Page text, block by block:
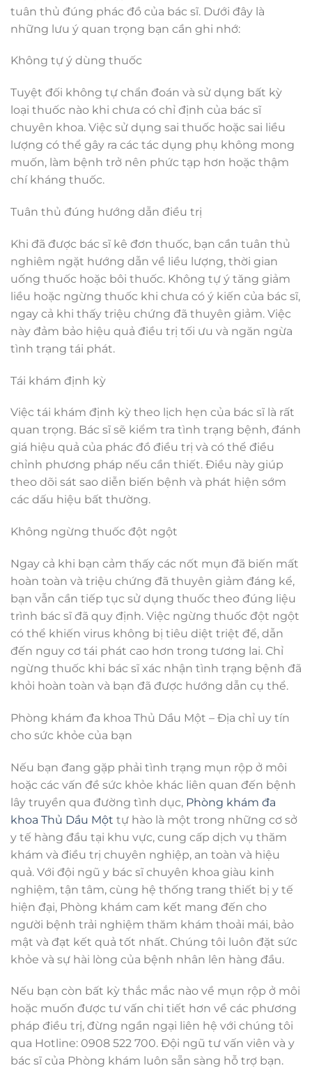
tuân thủ đúng phác đồ của bác sĩ. Dưới đây là
những lưu ý quan trọng bạn cần ghi nhớ:
Không tự ý dùng thuốc
Tuyệt đối không tự chẩn đoán và sử dụng bất kỳ
loại thuốc nào khi chưa có chỉ định của bác sĩ
chuyên khoa. Việc sử dụng sai thuốc hoặc sai liều
lượng có thể gây ra các tác dụng phụ không mong
muốn, làm bệnh trở nên phức tạp hơn hoặc thậm
chí kháng thuốc.
Tuân thủ đúng hướng dẫn điều trị
Khi đã được bác sĩ kê đơn thuốc, bạn cần tuân thủ
nghiêm ngặt hướng dẫn về liều lượng, thời gian
uống thuốc hoặc bôi thuốc. Không tự ý tăng giảm
liều hoặc ngừng thuốc khi chưa có ý kiến của bác sĩ,
ngay cả khi thấy triệu chứng đã thuyên giảm. Việc
này đảm bảo hiệu quả điều trị tối ưu và ngăn ngừa
tình trạng tái phát.
Tái khám định kỳ
Việc tái khám định kỳ theo lịch hẹn của bác sĩ là rất
quan trọng. Bác sĩ sẽ kiểm tra tình trạng bệnh, đánh
giá hiệu quả của phác đồ điều trị và có thể điều
chỉnh phương pháp nếu cần thiết. Điều này giúp
theo dõi sát sao diễn biến bệnh và phát hiện sớm
các dấu hiệu bất thường.
Không ngừng thuốc đột ngột
Ngay cả khi bạn cảm thấy các nốt mụn đã biến mất
hoàn toàn và triệu chứng đã thuyên giảm đáng kể,
bạn vẫn cần tiếp tục sử dụng thuốc theo đúng liệu
trình bác sĩ đã quy định. Việc ngừng thuốc đột ngột
có thể khiến virus không bị tiêu diệt triệt để, dẫn
đến nguy cơ tái phát cao hơn trong tương lai. Chỉ
ngừng thuốc khi bác sĩ xác nhận tình trạng bệnh đã
khỏi hoàn toàn và bạn đã được hướng dẫn cụ thể.
Phòng khám đa khoa Thủ Dầu Một – Địa chỉ uy tín
cho sức khỏe của bạn
Nếu bạn đang gặp phải tình trạng mụn rộp ở môi
hoặc các vấn đề sức khỏe khác liên quan đến bệnh
lây truyền qua đường tình dục, Phòng khám đa
khoa Thủ Dầu Một tự hào là một trong những cơ sở
y tế hàng đầu tại khu vực, cung cấp dịch vụ thăm
khám và điều trị chuyên nghiệp, an toàn và hiệu
quả. Với đội ngũ y bác sĩ chuyên khoa giàu kinh
nghiệm, tận tâm, cùng hệ thống trang thiết bị y tế
hiện đại, Phòng khám cam kết mang đến cho
người bệnh trải nghiệm thăm khám thoải mái, bảo
mật và đạt kết quả tốt nhất. Chúng tôi luôn đặt sức
khỏe và sự hài lòng của bệnh nhân lên hàng đầu.
Nếu bạn còn bất kỳ thắc mắc nào về mụn rộp ở môi
hoặc muốn được tư vấn chi tiết hơn về các phương
pháp điều trị, đừng ngần ngại liên hệ với chúng tôi
qua Hotline: 0908 522 700. Đội ngũ tư vấn viên và y
bác sĩ của Phòng khám luôn sẵn sàng hỗ trợ bạn.